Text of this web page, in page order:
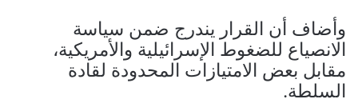
وأضاف أن القرار يندرج ضمن سياسة
الانصياع للضغوط الإسرائيلية والأمريكية،
مقابل بعض الامتيازات المحدودة لقادة
السلطة.